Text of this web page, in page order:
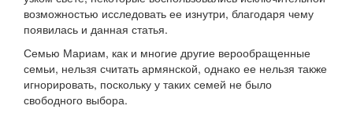
возможностью исследовать ее изнутри, благодаря чему
появилась и данная статья.
Семью Мариам, как и многие другие верообращенные
семьи, нельзя считать армянской, однако ее нельзя также
игнорировать, поскольку у таких семей не было
свободного выбора.